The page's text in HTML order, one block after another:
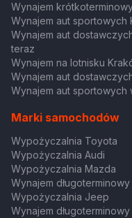
Wynajem
Wynajem aut sportowych
Wynajem aut
teraz
Wynajem na lotnisku
Wynajem aut
Wynajem aut sportowych
Marki samochodów
Wypożyczalnia Toyota
Wypożyczalnia Audi
Wypożyczalnia Mazda
Wynajem
Wypożyczalnia Jeep
Wynajem